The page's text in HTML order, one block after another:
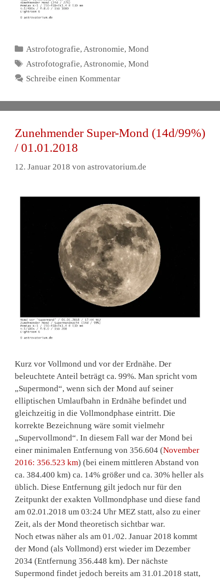
Kategorien
Astrofotografie,Astronomie,Mond
Schlagwörter
Astrofotografie,Astronomie,Mond
Schreibe einen Kommentar
Zunehmender Super-Mond (14d/99%)
/ 01.01.2018
12. Januar 2018 von astrovatorium.de
Kurz vor Vollmond und vor der Erdnähe. Der
beleuchtete Anteil beträgt ca. 99%. Man spricht vom
„Supermond“, wenn sich der Mond auf seiner
elliptischen Umlaufbahn in Erdnähe befindet und
gleichzeitig in die Vollmondphase eintritt. Die
korrekte Bezeichnung wäre somit vielmehr
„Supervollmond“. In diesem Fall war der Mond bei
einer minimalen Entfernung von 356.604 (November
2016: 356.523 km) (bei einem mittleren Abstand von
ca. 384.400 km) ca. 14% größer und ca. 30% heller als
üblich. Diese Entfernung gilt jedoch nur für den
Zeitpunkt der exakten Vollmondphase und diese fand
am 02.01.2018 um 03:24 Uhr MEZ statt, also zu einer
Zeit, als der Mond theoretisch sichtbar war.
Noch etwas näher als am 01./02. Januar 2018 kommt
der Mond (als Vollmond) erst wieder im Dezember
2034 (Entfernung 356.448 km). Der nächste
Supermond findet jedoch bereits am 31.01.2018 statt,